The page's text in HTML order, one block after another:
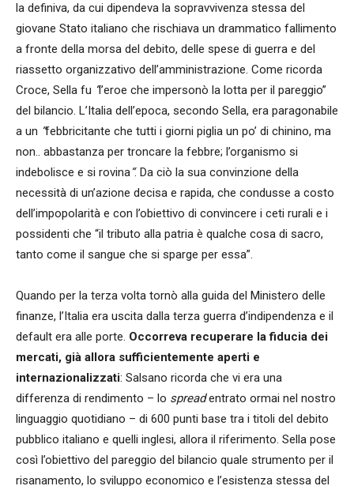
la definiva, da cui dipendeva la sopravvivenza stessa del
giovane Stato italiano che rischiava un drammatico fallimento
a fronte della morsa del debito, delle spese di guerra e del
riassetto organizzativo dell’amministrazione. Come ricorda
Croce, Sella fu “l’eroe che impersonò la lotta per il pareggio”
del bilancio. L’Italia dell’epoca, secondo Sella, era paragonabile
a un “febbricitante che tutti i giorni piglia un po’ di chinino, ma
non.. abbastanza per troncare la febbre; l’organismo si
indebolisce e si rovina“. Da ciò la sua convinzione della
necessità di un’azione decisa e rapida, che condusse a costo
dell’impopolarità e con l’obiettivo di convincere i ceti rurali e i
possidenti che “il tributo alla patria è qualche cosa di sacro,
tanto come il sangue che si sparge per essa”.
Quando per la terza volta tornò alla guida del Ministero delle
finanze, l’Italia era uscita dalla terza guerra d’indipendenza e il
default era alle porte. Occorreva recuperare la fiducia dei
mercati, già allora sufficientemente aperti e
internazionalizzati: Salsano ricorda che vi era una
differenza di rendimento – lo spreadentrato ormai nel nostro
linguaggio quotidiano – di 600 punti base tra i titoli del debito
pubblico italiano e quelli inglesi, allora il riferimento. Sella pose
così l’obiettivo del pareggio del bilancio quale strumento per il
risanamento, lo sviluppo economico e l’esistenza stessa del